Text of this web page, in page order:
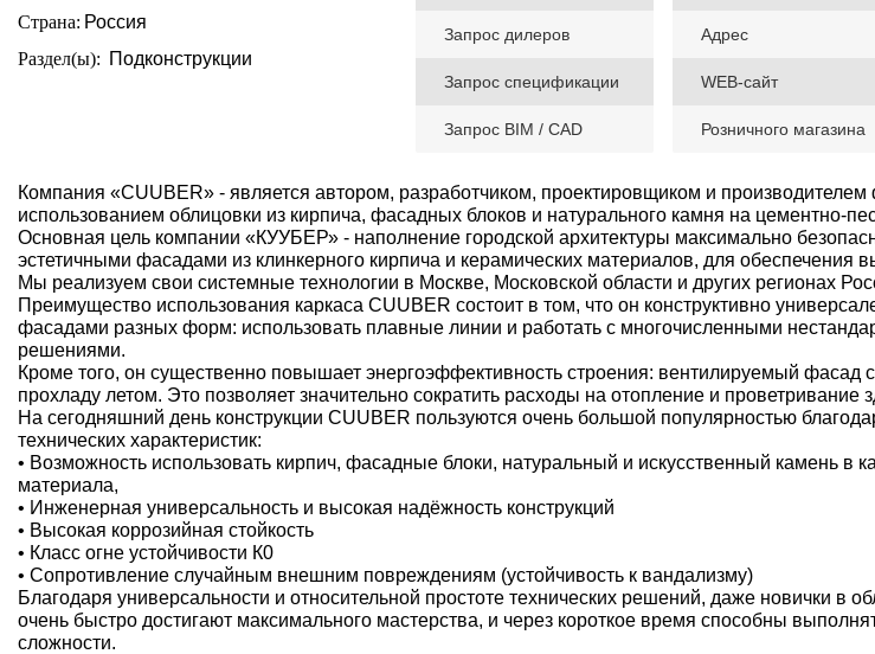
Страна: Россия
Раздел(ы): Подконструкции
Запрос дилеров
Запрос спецификации
Запрос BIM / CAD
Адрес
WEB-сайт
Розничного магазина
Компания «CUUBER» - является автором, разработчиком, проектировщиком и
использованием облицовки из кирпича, фасадных блоков и натурального камня на цементно-
Основная цель компании «КУУБЕР» - наполнение городской архитектуры максимально
эстетичными фасадами из клинкерного кирпича и керамических материалов, для обеспечения
Мы реализуем свои системные технологии в Москве, Московской области и других регионах
Преимущество использования каркаса CUUBER состоит в том, что он конструктивно
фасадами разных форм: использовать плавные линии и работать с многочисленными
решениями.
Кроме того, он существенно повышает энергоэффективность строения: вентилируемый фасад
прохладу летом. Это позволяет значительно сократить расходы на отопление и проветривание
На сегодняшний день конструкции CUUBER пользуются очень большой популярностью
технических характеристик:
• Возможность использовать кирпич, фасадные блоки, натуральный и искусственный камень в
материала,
• Инженерная универсальность и высокая надёжность конструкций
• Высокая коррозийная стойкость
• Класс огне устойчивости К0
• Сопротивление случайным внешним повреждениям (устойчивость к вандализму)
Благодаря универсальности и относительной простоте технических решений, даже новички в
очень быстро достигают максимального мастерства, и через короткое время способны
сложности.